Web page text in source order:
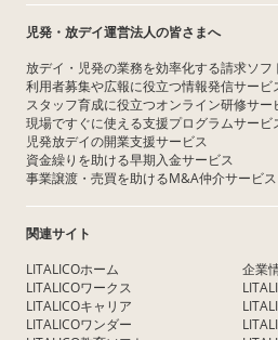
児発・放デイ運営法人の皆さまへ
放デイ・児発の業務を効率化する請求ソフ
利用者募集や広報に役立つ情報発信サービ
スタッフ育成に役立つオンライン研修サー
現場ですぐに使える支援プログラムサービ
児発放デイの開業支援サービス
資金繰りを助ける早期入金サービス
事業譲渡・売買を助けるM&A仲介サービス
関連サイト
LITALICOホーム
LITALICOワークス
LITALICOキャリア
LITALICOワンダー
企業